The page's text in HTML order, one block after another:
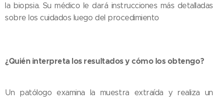
la biopsia. Su médico le dará instrucciones más detalladas
sobre los cuidados luego del procedimiento
¿Quién interpreta los resultados y cómo los obtengo?
Un patólogo examina la muestra extraída y realiza un